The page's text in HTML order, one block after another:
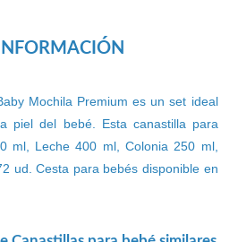
Mochila Premium es un set ideal
piel del bebé. Esta canastilla para
ml, Leche 400 ml, Colonia 250 ml,
ud. Cesta para bebés disponible en